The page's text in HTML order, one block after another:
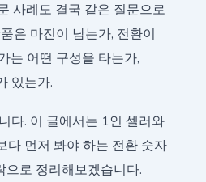
사례도 결국 같은 질문으로
은 마진이 남는가, 전환이
는 어떤 구성을 타는가,
있는가.
다. 이 글에서는 1인 셀러와
다 먼저 봐야 하는 전환 숫자
로 정리해보겠습니다.